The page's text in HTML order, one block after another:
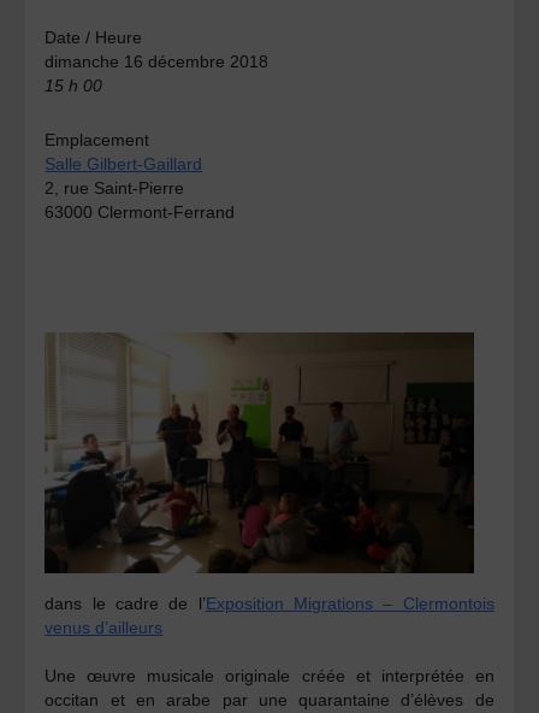
Date / Heure
dimanche 16 décembre 2018
15 h 00
Emplacement
Salle Gilbert-Gaillard
2, rue Saint-Pierre
63000 Clermont-Ferrand
dans le cadre de l’Exposition Migrations – Clermontois
venus d’ailleurs
Une œuvre musicale originale créée et interprétée en
occitan et en arabe par une quarantaine d’élèves de